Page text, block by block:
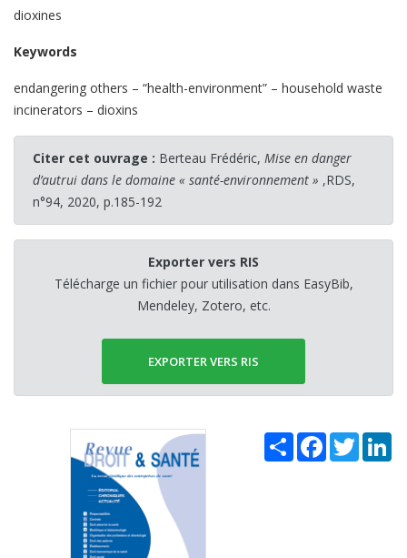
dioxines
Keywords
endangering others – “health-environment” – household waste
incinerators – dioxins
Citer cet ouvrage : Berteau Frédéric, Mise en danger
d’autrui dans le domaine « santé-environnement » ,RDS,
n°94, 2020, p.185-192
Exporter vers RIS
Télécharge un fichier pour utilisation dans EasyBib,
Mendeley, Zotero, etc.
EXPORTER VERS RIS
Share Facebook
Twitter